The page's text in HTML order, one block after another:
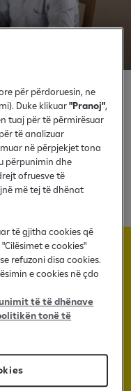
përbëjnë
organizatave
një pikë e
e
për të ofruar
por edhe për
që
për përdoruesin, ne
Duke klikuar"Pranoj",
tuaj për të përmirësuar
të analizuar
në përpjekjet tona
përpunimin dhe
ofruesve të
më tej të dhënat
të gjitha cookies që
e cookies"
refuzoni disa cookies.
e cookies në çdo
të të dhënave
tonë të